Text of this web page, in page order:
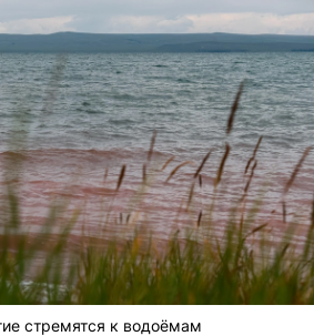
стремятся к водоёмам